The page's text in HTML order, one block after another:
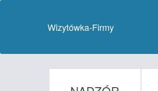
Wizytówka-Firmy